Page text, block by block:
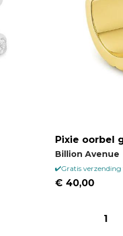
Pixie oorbel
Billion Avenue
Gratis
€ 40,00
1